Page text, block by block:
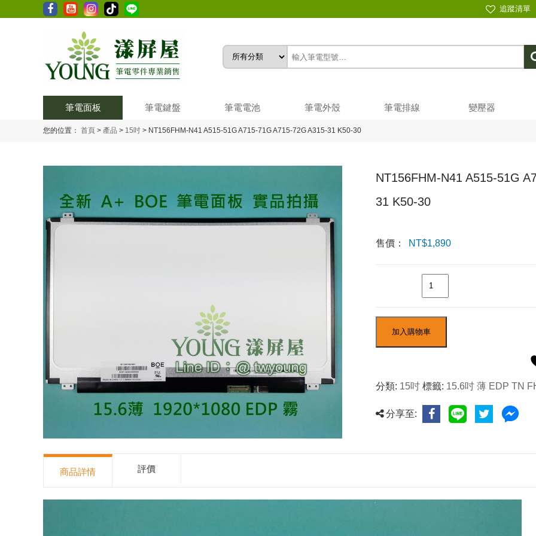
追蹤清單
筆電面板 筆電鍵盤 筆電電池 筆電外殼 筆電排線 變壓器
您的位置： 首頁 > 產品 > 15吋 > NT156FHM-N41 A515-51G A715-71G A715-72G A315-31 K50-30
NT156FHM-N41 A515-51G
31 K50-30
售價： NT$1,890
加入購物車
分類: 15吋 標籤: 15.6吋 薄 EDP TN
分享至:
商品詳情 評價